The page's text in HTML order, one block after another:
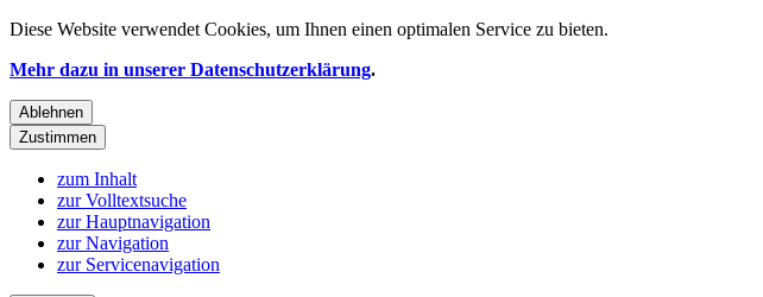
Diese Website verwendet Cookies, um Ihnen einen optimalen Service zu bieten.
Mehr dazu in unserer Datenschutzerklärung.
Ablehnen
Zustimmen
zum Inhalt
zur Volltextsuche
zur Hauptnavigation
zur Navigation
zur Servicenavigation